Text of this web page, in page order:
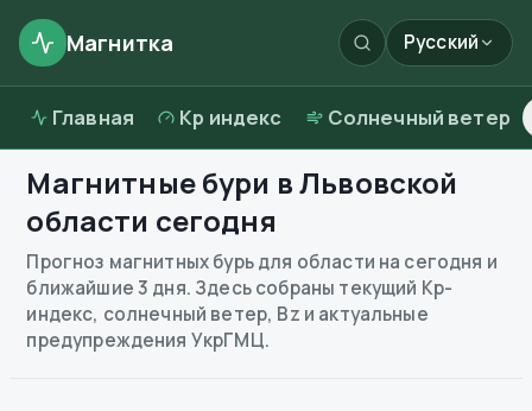
Магнитка Русский
Главная Kp индекс Солнечный ветер
Магнитные бури вЛьвовской
области сегодня
Прогноз магнитных бурь для области на сегодня и
ближайшие 3 дня. Здесь собраны текущий Kp-
индекс, солнечный ветер, Bz и актуальные
предупреждения УкрГМЦ.